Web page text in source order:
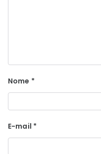
Nome *
E-mail *